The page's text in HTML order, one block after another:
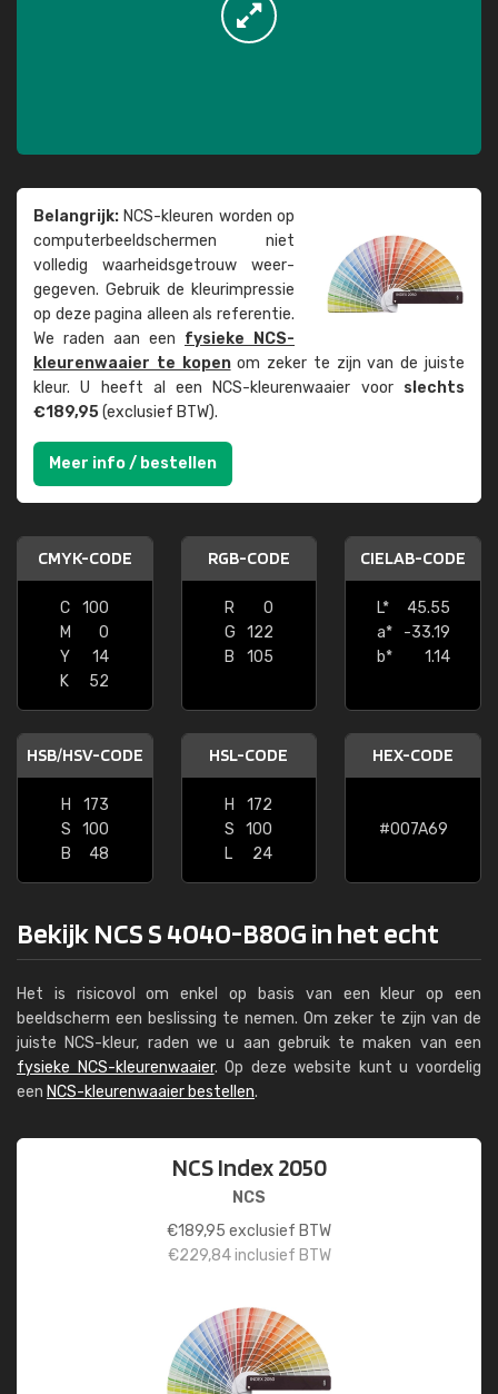
Belangrijk: NCS-kleuren worden op
computer­beeld­schermen niet
volledig waarheids­­getrouw weer­
gegeven. Gebruik de kleur­impressie
op deze pagina alleen als referentie.
We raden aan een fysieke NCS-
kleuren­waaier te kopenom zeker te zijn van de juiste
kleur. U heeft al een NCS-kleuren­waaier voor slechts
€189,95(exclusief BTW).
Meer info / bestellen
CMYK-CODE
C
100
M
0
Y
14
K
52
RGB-CODE
R
0
G
122
B
105
CIELAB-CODE
L*
45.55
a*
-33.19
b*
1.14
HSB/HSV-CODE
H
173
S
100
B
48
HSL-CODE
H
172
S
100
L
24
HEX-CODE
#007A69
Bekijk NCS S 4040-B80G in het echt
Het is risicovol om enkel op basis van een kleur op een
beeldscherm een beslissing te nemen. Om zeker te zijn van de
juiste NCS-kleur, raden we u aan gebruik te maken van een
fysieke NCS-kleurenwaaier. Op deze website kunt u voordelig
een NCS-kleurenwaaier bestellen.
NCS Index 2050
NCS
€189,95 exclusief BTW
€229,84inclusief BTW